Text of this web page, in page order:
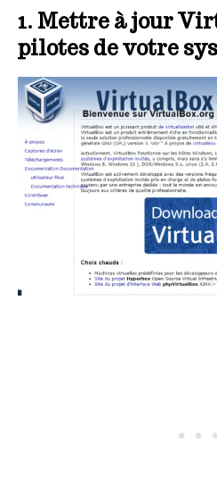
1. Mettre à jour
pilotes de votre